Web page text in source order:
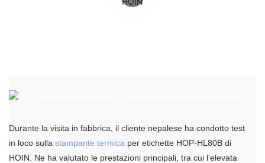
Durante la visita in fabbrica, il cliente nepalese ha condotto test
in loco sulla stampante termica per etichette HOP-HL80B di
HOIN. Ne ha valutato le prestazioni principali, tra cui l'elevata